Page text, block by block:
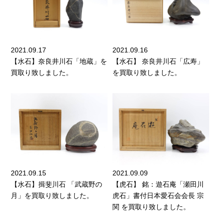
2021.09.17
【水石】奈良井川石「地蔵」を
買取り致しました。
2021.09.16
【水石】 奈良井川石「広寿」
を買取り致しました。
2021.09.15
【水石】揖斐川石 「武蔵野の
月」を買取り致しました。
2021.09.09
【虎石】 銘：遊石庵「瀬田川
虎石」書付日本愛石会会長 宗
関 を買取り致しました。